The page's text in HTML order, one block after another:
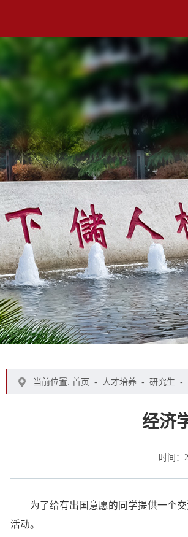
当前位置: 首页 - 人才培养 - 研究生 -
经济
时间：
为了给有出国意愿的同学提供一个
活动。